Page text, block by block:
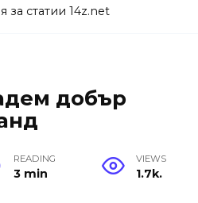
за статии 14z.net
добър
READING
3 min
VIEWS
1.7k.